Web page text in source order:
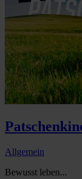
Allgemein
Bewusst leben...